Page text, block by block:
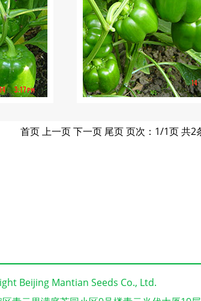
首页 上一页 下一页 尾页 页次：1/1页 共2
Beijing Mantian Seeds Co., Ltd.